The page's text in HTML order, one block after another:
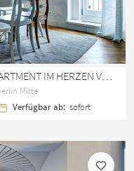
DESIGNORIENTIERTES 1-ZIMMER-APARTMENT IM HERZEN VON BERLIN MITTE
Mitte
Verfügbar ab: sofort